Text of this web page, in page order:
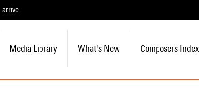
arrive
Media Library What's New Composers Index